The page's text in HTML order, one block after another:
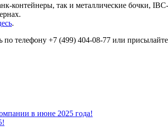
контейнеры, так и металлические бочки,
.
телефону +7 (499) 404-08-77 или
в июне 2025 года!